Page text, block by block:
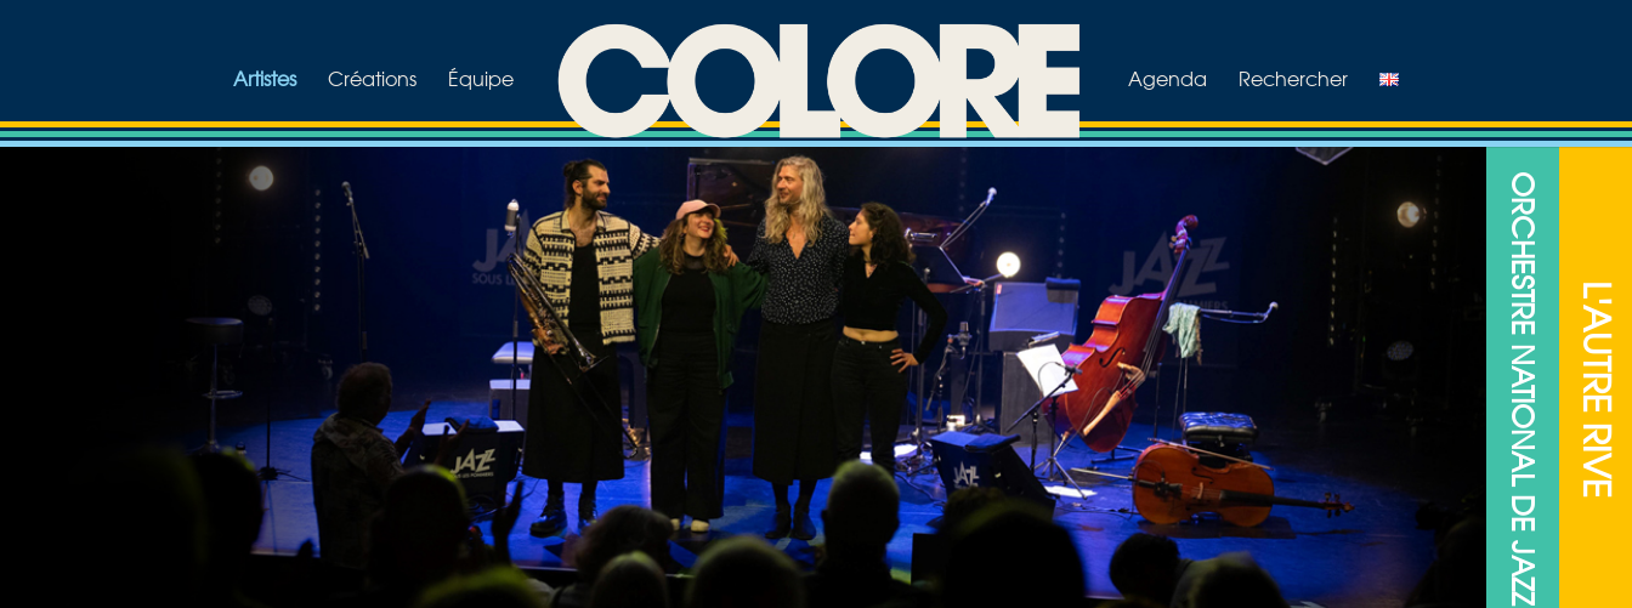
Artistes Créations Équipe Agenda Rechercher
ORCHESTRE NATIONAL DE JAZZ L'AUTRE RIVE